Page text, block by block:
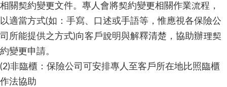
相關契約變更文件。專人會將契約變更相關作業流程，
以適當方式(如：手寫、口述或手語等，惟應視各保險公
司所能提供之方式)向客戶說明與解釋清楚，協助辦理契
約變更申請。
(2)非臨櫃：保險公司可安排專人至客戶所在地比照臨櫃
作法協助